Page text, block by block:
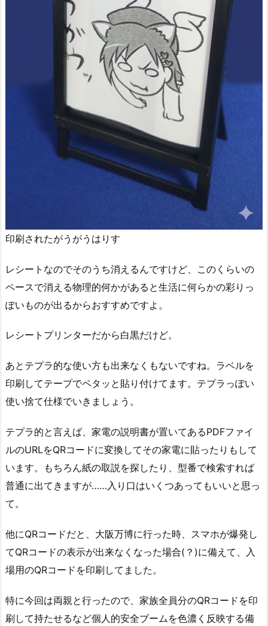
印刷されたがうがうはりす
レシートなのでそのうち消えるんですけど、このくらいの
ペースで消える物理的何かがあると生活に何らかの彩りっ
ぽいものが出るからおすすめですよ。
レシートプリンターだから白黒だけど。
あとテプラ的な使い方も出来なくもないですね。ラベルを
印刷してテープでペタッと貼り付けてます。テプラっぽい
使い捨て仕様でいきましょう。
テプラ的と言えば、家電の説明書が置いてあるPDFファイ
ルのURLをQRコードに変換してその家電に貼ったりもして
います。もちろん紙の取説を探したり、型番で検索すれば
普通に出てきますが……入り口はいくつあってもいいと思っ
て。
他にQRコードだと、大阪万博に行った時、スマホが爆発し
てQRコードの表示が出来なくなった場合(？)に備えて、入
場用のQRコードを印刷してました。
特に今回は両親と行ったので、家族全員分のQRコードを印
刷して持たせるなど個人的安全ブームを色濃く反映する備